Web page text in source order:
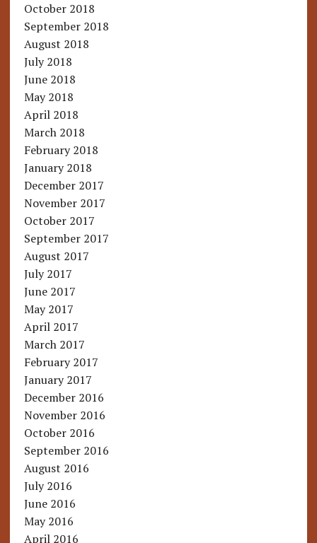
October 2018
September 2018
August 2018
July 2018
June 2018
May 2018
April 2018
March 2018
February 2018
January 2018
December 2017
November 2017
October 2017
September 2017
August 2017
July 2017
June 2017
May 2017
April 2017
March 2017
February 2017
January 2017
December 2016
November 2016
October 2016
September 2016
August 2016
July 2016
June 2016
May 2016
April 2016